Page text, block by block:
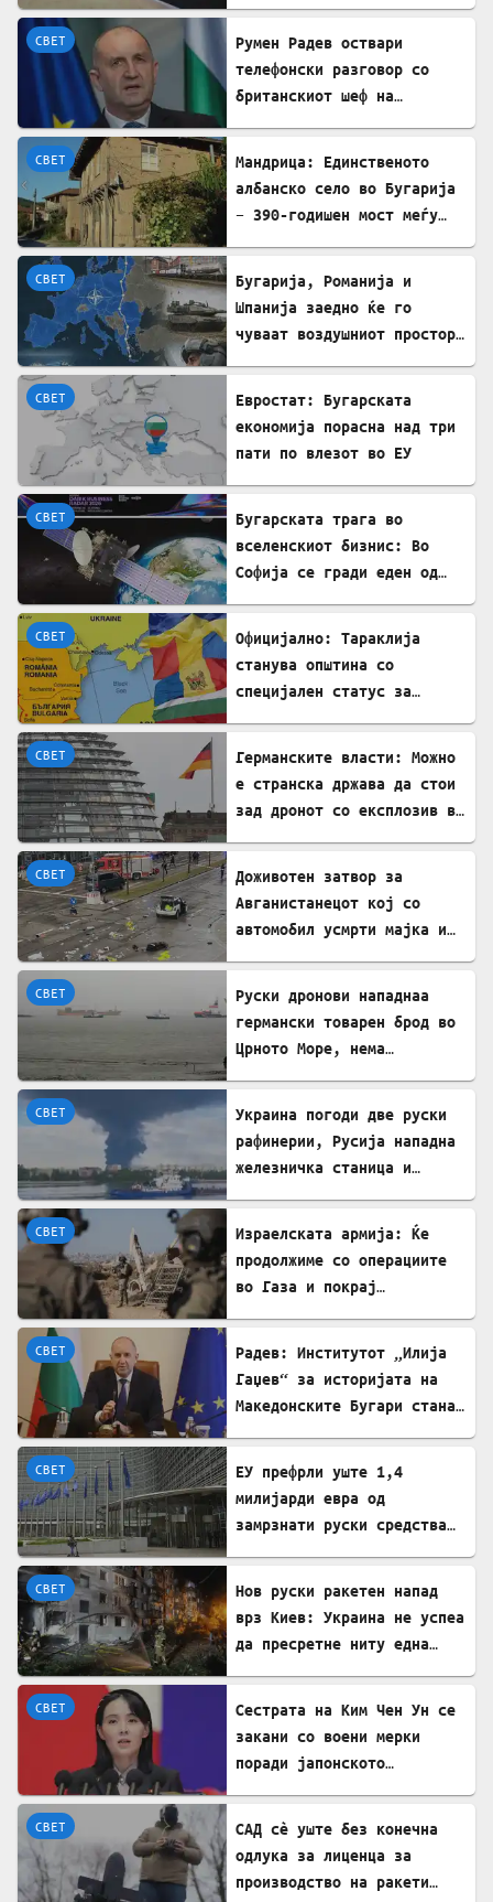
СВЕТ
Румен Радев оствари
телефонски разговор со
британскиот шеф на
СВЕТ
Мандрица: Единственото
албанско село во Бугарија
– 390-годишен мост меѓу
СВЕТ
Бугарија, Романија и
Шпанија заедно ќе го
чуваат воздушниот простор
СВЕТ
Евростат: Бугарската
економија порасна над три
пати по влезот во ЕУ
СВЕТ
Бугарската трага во
вселенскиот бизнис: Во
Софија се гради еден од
СВЕТ
Официјално: Тараклија
станува општина со
специјален статус за
СВЕТ
Германските власти: Можно
е странска држава да стои
зад дронот со експлозив во
СВЕТ
Доживотен затвор за
Авганистанецот кој со
автомобил усмрти мајка и
СВЕТ
Руски дронови нападнаа
германски товарен брод во
Црното Море, нема
СВЕТ
Украина погоди две руски
рафинерии, Русија нападна
железничка станица и
СВЕТ
Израелската армија: Ќе
продолжиме со операциите
во Газа и покрај
СВЕТ
Радев: Институтот „Илија
Гаџев“ за историјата на
Македонските Бугари стана
СВЕТ
ЕУ префрли уште 1,4
милијарди евра од
замрзнати руски средства
СВЕТ
Нов руски ракетен напад
врз Киев: Украина не успеа
да пресретне ниту една
СВЕТ
Сестрата на Ким Чен Ун се
закани со воени мерки
поради јапонското
СВЕТ
САД сè уште без конечна
одлука за лиценца за
производство на ракети